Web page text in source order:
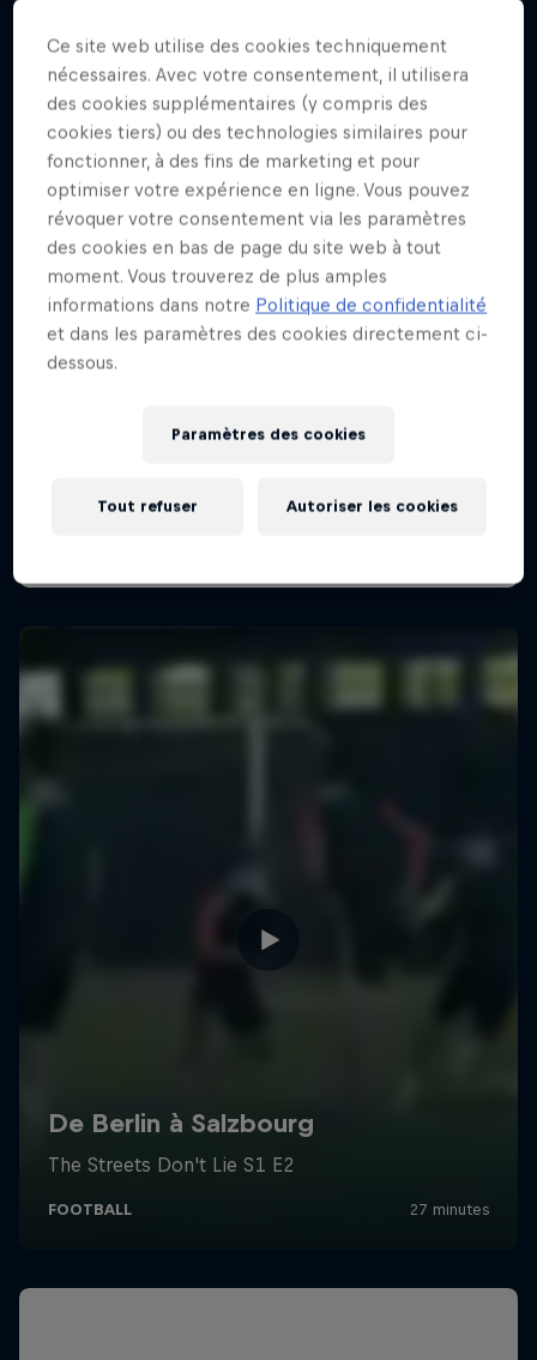
Ce site web utilise des cookies techniquement
nécessaires. Avec votre consentement, il utilisera
des cookies supplémentaires (y compris des
cookies tiers) ou des technologies similaires pour
fonctionner, à des fins de marketing et pour
optimiser votre expérience en ligne. Vous pouvez
révoquer votre consentement via les paramètres
des cookies en bas de page du site web à tout
moment. Vous trouverez de plus amples
informations dans notre Politique de confidentialité
et dans les paramètres des cookies directement ci-
dessous.
Paramètres des cookies
Tout refuser Autoriser les cookies